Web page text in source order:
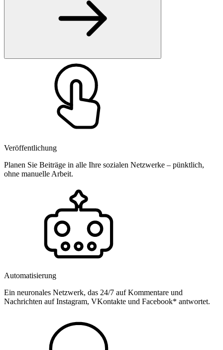
Veröffentlichung
Planen Sie Beiträge in alle Ihre sozialen Netzwerke – pünktlich,
ohne manuelle Arbeit.
Automatisierung
Ein neuronales Netzwerk, das 24/7 auf Kommentare und
Nachrichten auf Instagram, VKontakte und Facebook* antwortet.